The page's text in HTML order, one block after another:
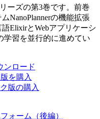
ーズの第3巻です。前巻
NanoPlannerの機能拡張
ElixirとWebアプリケーシ
学習を並行的に進めてい
ンロード
を購入
版の購入